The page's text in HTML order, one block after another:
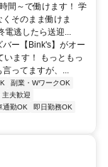
間～で働けます！ 学
そのまま働けま
逃したら送迎...
ー【Bink's】がオー
います！ もっともっ
ってますが、...
副業・WワークOK
主夫歓迎
通勤OK
即日勤務OK